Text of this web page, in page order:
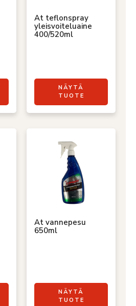
At teflonspray
yleisvoiteluaine
400/520ml
NÄYTÄ
TUOTE
At vannepesu
650ml
NÄYTÄ
TUOTE